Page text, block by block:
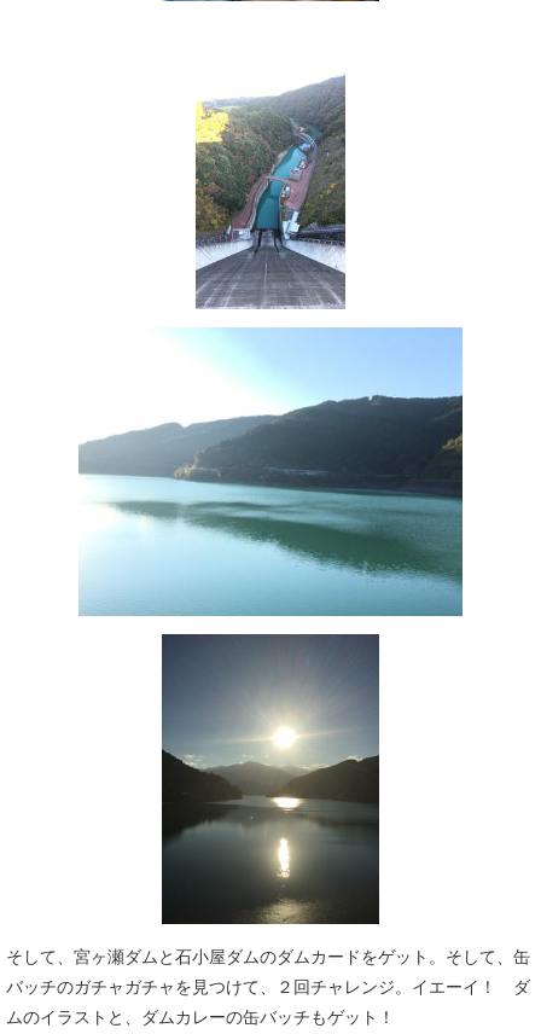
そして、宮ヶ瀬ダムと石小屋ダムのダムカードをゲット。そして、缶
バッチのガチャガチャを見つけて、２回チャレンジ。イエーイ！ ダ
ムのイラストと、ダムカレーの缶バッチもゲット！